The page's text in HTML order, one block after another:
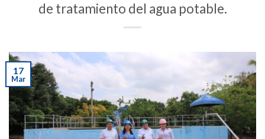
de tratamiento del agua potable.
17
Mar